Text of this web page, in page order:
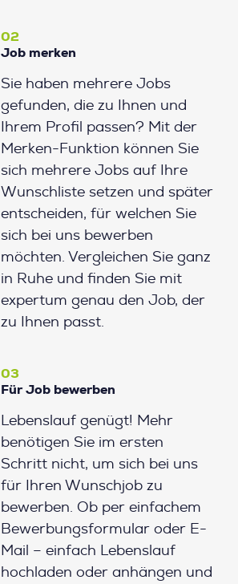
02
Job merken
Sie haben mehrere Jobs
gefunden, die zu Ihnen und
Ihrem Profil passen? Mit der
Merken-Funktion können Sie
sich mehrere Jobs auf Ihre
Wunschliste setzen und später
entscheiden, für welchen Sie
sich bei uns bewerben
möchten. Vergleichen Sie ganz
in Ruhe und finden Sie mit
expertum genau den Job, der
zu Ihnen passt.
03
Für Job bewerben
Lebenslauf genügt! Mehr
benötigen Sie im ersten
Schritt nicht, um sich bei uns
für Ihren Wunschjob zu
bewerben. Ob per einfachem
Bewerbungsformular oder E-
Mail – einfach Lebenslauf
hochladen oder anhängen und